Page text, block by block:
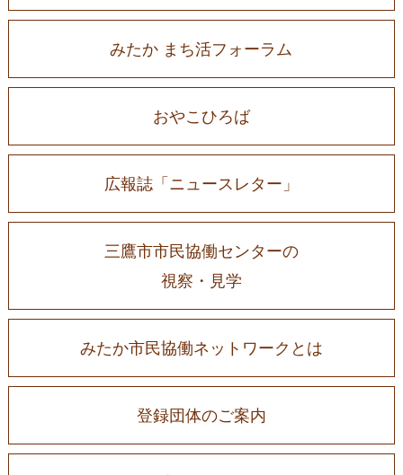
みたか まち活フォーラム
おやこひろば
広報誌「ニュースレター」
三鷹市市民協働センターの
視察・見学
みたか市民協働ネットワークとは
登録団体のご案内